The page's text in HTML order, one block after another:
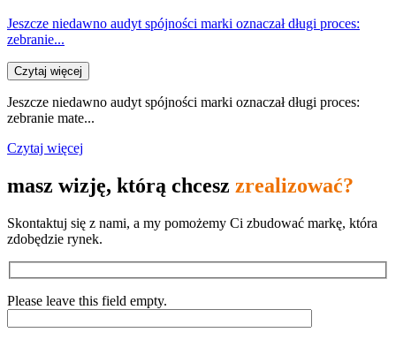
Jeszcze niedawno audyt spójności marki oznaczał długi proces:
zebranie...
Czytaj więcej
Jeszcze niedawno audyt spójności marki oznaczał długi proces:
zebranie mate...
Czytaj więcej
masz wizję, którą chcesz zrealizować?
Skontaktuj się z nami, a my pomożemy Ci zbudować markę, która
zdobędzie rynek.
Please leave this field empty.